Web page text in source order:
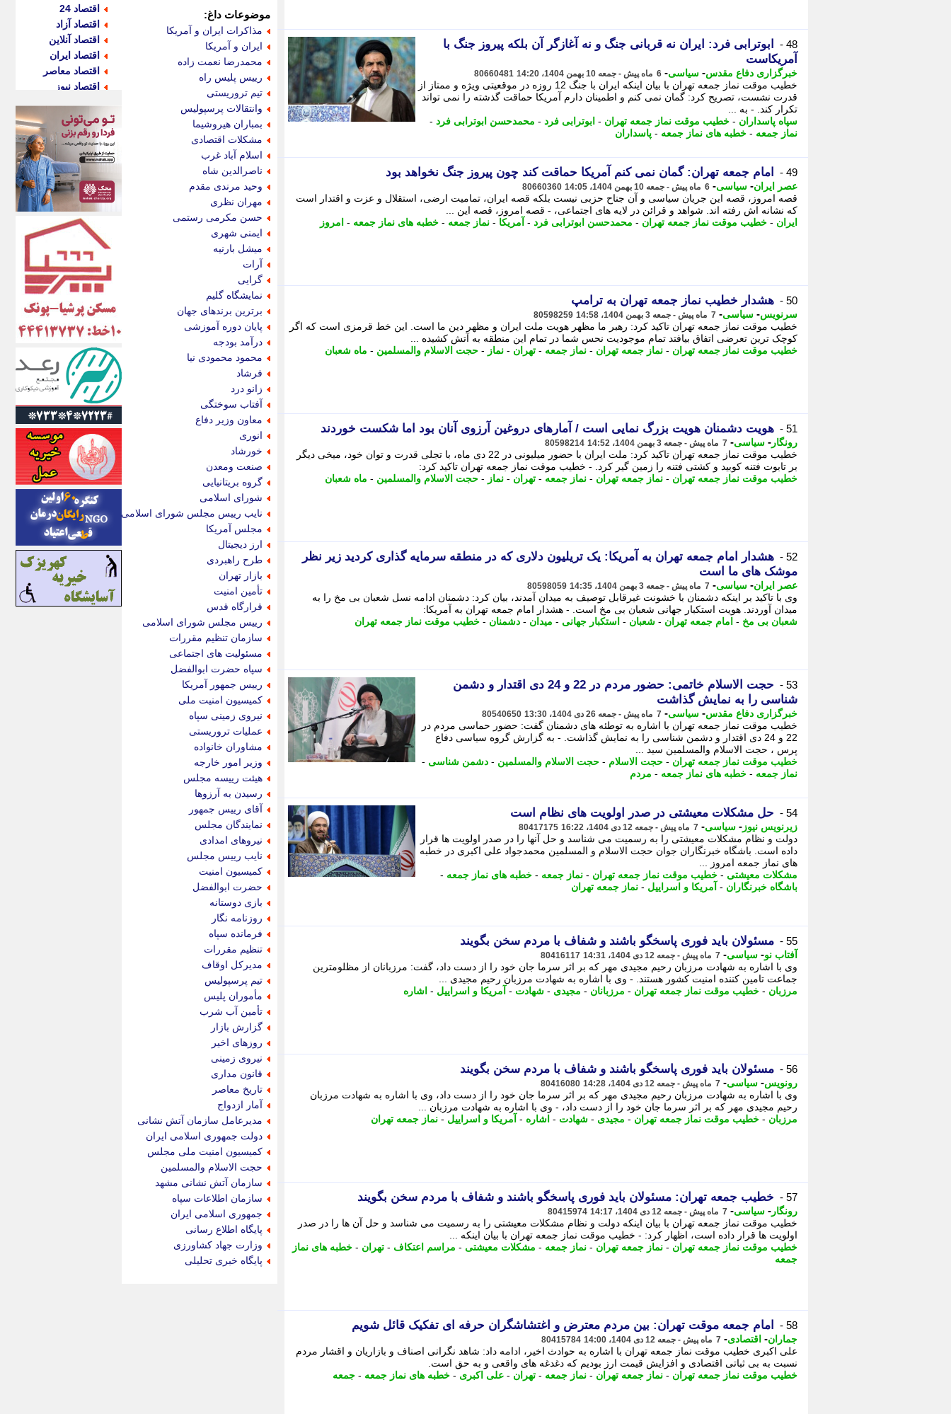
48 -
ابوترابی فرد: ایران نه قربانی جنگ و نه آغازگر آن بلکه پیروز جنگ با
آمریکاست
خبرگزاری دفاع مقدس- سیاسی- 6 ماه پیش - جمعه 10 بهمن 1404، 14:20 80660481
خطیب موقت نماز جمعه تهران با بیان اینکه ایران با جنگ 12 روزه در موقعیتی ویژه و ممتاز از
قدرت نشست، تصریح کرد: گمان نمی کنم و اطمینان دارم آمریکا حماقت گذشته را نمی تواند
تکرار کند. - به ...
سپاه پاسداران - خطیب موقت نماز جمعه تهران - ابوترابی فرد - محمدحسن ابوترابی فرد -
نماز جمعه - خطبه های نماز جمعه - پاسداران
49 - امام جمعه تهران: گمان نمی کنم آمریکا حماقت کند چون پیروز جنگ نخواهد بود
عصر ایران- سیاسی- 6 ماه پیش - جمعه 10 بهمن 1404، 14:05 80660360
قصه امروز، قصه این جریان سیاسی و آن جناح حزبی نیست بلکه قصه ایران، تمامیت ارضی، استقلال و عزت و اقتدار است
که نشانه اش رفته اند. شواهد و قرائن در لایه های اجتماعی، - قصه امروز، قصه این ...
ایران - خطیب موقت نماز جمعه تهران - محمدحسن ابوترابی فرد - آمریکا - نماز جمعه - خطبه های نماز جمعه - امروز
50 - هشدار خطیب نماز جمعه تهران به ترامپ
سرنویس- سیاسی- 7 ماه پیش - جمعه 3 بهمن 1404، 14:58 80598259
خطیب موقت نماز جمعه تهران تاکید کرد: رهبر ما مظهر هویت ملت ایران و مظهر دین ما است. این خط قرمزی است که اگر
کوچک ترین تعرضی اتفاق بیافتد تمام موجودیت نحس شما در تمام این منطقه به آتش کشیده ...
خطیب موقت نماز جمعه تهران - نماز جمعه تهران - نماز جمعه - تهران - نماز - حجت الاسلام والمسلمین - ماه شعبان
51 - هویت دشمنان هویت بزرگ نمایی است / آمارهای دروغین آرزوی آنان بود اما شکست خوردند
رونگار - سیاسی- 7 ماه پیش - جمعه 3 بهمن 1404، 14:52 80598214
خطیب موقت نماز جمعه تهران تاکید کرد: ملت ایران با حضور میلیونی در 22 دی ماه، با تجلی قدرت و توان خود، میخی دیگر
بر تابوت فتنه کوبید و کشتی فتنه را زمین گیر کرد. - خطیب موقت نماز جمعه تهران تاکید کرد:
خطیب موقت نماز جمعه تهران - نماز جمعه تهران - نماز جمعه - تهران - نماز - حجت الاسلام والمسلمین - ماه شعبان
52 -
هشدار امام جمعه تهران به آمریکا: یک تریلیون دلاری که در منطقه سرمایه گذاری کردید زیر نظر
موشک های ما است
عصر ایران- سیاسی- 7 ماه پیش - جمعه 3 بهمن 1404، 14:35 80598059
وی با تاکید بر اینکه دشمنان با خشونت غیرقابل توصیف به میدان آمدند، بیان کرد: دشمنان ادامه نسل شعبان بی مخ را به
میدان آوردند. هویت استکبار جهانی شعبان بی مخ است. - هشدار امام جمعه تهران به آمریکا:
شعبان بی مخ - امام جمعه تهران - شعبان - استکبار جهانی - میدان - دشمنان - خطیب موقت نماز جمعه تهران
53 -
حجت الاسلام خاتمی: حضور مردم در 22 و 24 دی اقتدار و دشمن
شناسی را به نمایش گذاشت
خبرگزاری دفاع مقدس- سیاسی- 7 ماه پیش - جمعه 26 دی 1404، 13:30 80540650
خطیب موقت نماز جمعه تهران با اشاره به توطئه های دشمنان گفت: حضور حماسی مردم در
22 و 24 دی اقتدار و دشمن شناسی را به نمایش گذاشت. - به گزارش گروه سیاسی دفاع
پرس ، حجت الاسلام والمسلمین سید ...
خطیب موقت نماز جمعه تهران - حجت الاسلام - حجت الاسلام والمسلمین - دشمن شناسی -
نماز جمعه - خطبه های نماز جمعه - مردم
54 - حل مشکلات معیشتی در صدر اولویت های نظام است
زیرنویس نیوز - سیاسی- 7 ماه پیش - جمعه 12 دی 1404، 16:22 80417175
دولت و نظام مشکلات معیشتی را به رسمیت می شناسد و حل آنها را در صدر اولویت ها قرار
داده است. باشگاه خبرنگاران جوان حجت الاسلام و المسلمین محمدجواد علی اکبری در خطبه
های نماز جمعه امروز ...
مشکلات معیشتی - خطیب موقت نماز جمعه تهران - نماز جمعه - خطبه های نماز جمعه -
باشگاه خبرنگاران - آمریکا و اسراییل - نماز جمعه تهران
55 - مسئولان باید فوری پاسخگو باشند و شفاف با مردم سخن بگویند
آفتاب نو- سیاسی- 7 ماه پیش - جمعه 12 دی 1404، 14:31 80416117
وی با اشاره به شهادت مرزبان رحیم مجیدی مهر که بر اثر سرما جان خود را از دست داد، گفت: مرزبانان از مظلومترین
جماعت تامین کننده امنیت کشور هستند. - وی با اشاره به شهادت مرزبان رحیم مجیدی ...
مرزبان - خطیب موقت نماز جمعه تهران - مرزبانان - مجیدی - شهادت - آمریکا و اسراییل - اشاره
56 - مسئولان باید فوری پاسخگو باشند و شفاف با مردم سخن بگویند
رونویس- سیاسی- 7 ماه پیش - جمعه 12 دی 1404، 14:28 80416080
وی با اشاره به شهادت مرزبان رحیم مجیدی مهر که بر اثر سرما جان خود را از دست داد، وی با اشاره به شهادت مرزبان
رحیم مجیدی مهر که بر اثر سرما جان خود را از دست داد، - وی با اشاره به شهادت مرزبان ...
مرزبان - خطیب موقت نماز جمعه تهران - مجیدی - شهادت - اشاره - آمریکا و اسراییل - نماز جمعه تهران
57 - خطیب جمعه تهران: مسئولان باید فوری پاسخگو باشند و شفاف با مردم سخن بگویند
رونگار - سیاسی- 7 ماه پیش - جمعه 12 دی 1404، 14:17 80415974
خطیب موقت نماز جمعه تهران با بیان اینکه دولت و نظام مشکلات معیشتی را به رسمیت می شناسد و حل آن ها را در صدر
اولویت ها قرار داده است، اظهار کرد: - خطیب موقت نماز جمعه تهران با بیان اینکه ...
خطیب موقت نماز جمعه تهران - نماز جمعه تهران - نماز جمعه - مشکلات معیشتی - مراسم اعتکاف - تهران - خطبه های نماز
جمعه
58 - امام جمعه موقت تهران: بین مردم معترض و اغتشاشگران حرفه ای تفکیک قائل شویم
جماران- اقتصادی- 7 ماه پیش - جمعه 12 دی 1404، 14:00 80415784
علی اکبری خطیب موقت نماز جمعه تهران با اشاره به حوادث اخیر، ادامه داد: شاهد نگرانی اصناف و بازاریان و اقشار مردم
نسبت به بی ثباتی اقتصادی و افزایش قیمت ارز بودیم که دغدغه های واقعی و به حق است.
خطیب موقت نماز جمعه تهران - نماز جمعه تهران - نماز جمعه - تهران - علی اکبری - خطبه های نماز جمعه - جمعه
موضوعات داغ:
مذاکرات ایران و آمریکا
ایران و آمریکا
محمدرضا نعمت زاده
رییس پلیس راه
تیم تروریستی
وانتقالات پرسپولیس
بمباران هیروشیما
مشکلات اقتصادی
اسلام آباد غرب
ناصرالدین شاه
وحید مرندی مقدم
مهران نظری
حسن مکرمی رستمی
ایمنی شهری
میشل بارنیه
آرات
گرایی
نمایشگاه گلیم
برترین برندهای جهان
پایان دوره آموزشی
درآمد بودجه
محمود محمودی نیا
فرشاد
زانو درد
آفتاب سوختگی
معاون وزیر دفاع
انوری
خورشاد
صنعت ومعدن
گروه بریتانیایی
شورای اسلامی
نایب رییس مجلس شورای اسلامی
مجلس آمریکا
ارز دیجیتال
طرح راهبردی
بازار تهران
تأمین امنیت
قرارگاه قدس
رییس مجلس شورای اسلامی
سازمان تنظیم مقررات
مسئولیت های اجتماعی
سپاه حضرت ابوالفضل
رییس جمهور آمریکا
کمیسیون امنیت ملی
نیروی زمینی سپاه
عملیات تروریستی
مشاوران خانواده
وزیر امور خارجه
هیئت رییسه مجلس
رسیدن به آرزوها
آقای رییس جمهور
نمایندگان مجلس
نیروهای امدادی
نایب رییس مجلس
کمیسیون امنیت
حضرت ابوالفضل
بازی دوستانه
روزنامه نگار
فرمانده سپاه
تنظیم مقررات
مدیرکل اوقاف
تیم پرسپولیس
مأموران پلیس
تأمین آب شرب
گزارش بازار
روزهای اخیر
نیروی زمینی
قانون مداری
تاریخ معاصر
آمار ازدواج
مدیرعامل سازمان آتش نشانی
دولت جمهوری اسلامی ایران
کمیسیون امنیت ملی مجلس
حجت الاسلام والمسلمین
سازمان آتش نشانی مشهد
سازمان اطلاعات سپاه
جمهوری اسلامی ایران
پایگاه اطلاع رسانی
وزارت جهاد کشاورزی
پایگاه خبری تحلیلی
اقتصاد 24
اقتصاد آزاد
اقتصاد آنلاین
اقتصاد ایران
اقتصاد معاصر
اقتصاد نیوز
اکوفارس
اکونگار
اکونیوز
الف
انتشار آنلاین
اندیشه قرن
اندیشه معاصر
اندیشه ها
انرژی پرس
ای استخدام
ایتنا
ایراف
ایران آرت
ایران آنلاین
ایران زندگی
ایران فوری
ایرانی روز
ایرانیتال
ایرنا
ایسکانیوز
ایسنا
ایکنا
ایلنا
اینتیتر
ایونا نیوز
بازتاب آنلاین
باشگاه خبرنگاران
باغستان نیوز
بامبوک
ببین و بخون
بدینسان
بنکر